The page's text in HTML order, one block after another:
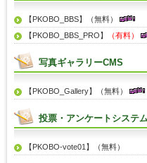
【PKOBO_BBS】（無料）
【PKOBO_BBS_PRO】
（有料）
写真ギャラリーCMS
【PKOBO_Gallery】（無料）
投票・アンケートシステ
【PKOBO-vote01】（無料）